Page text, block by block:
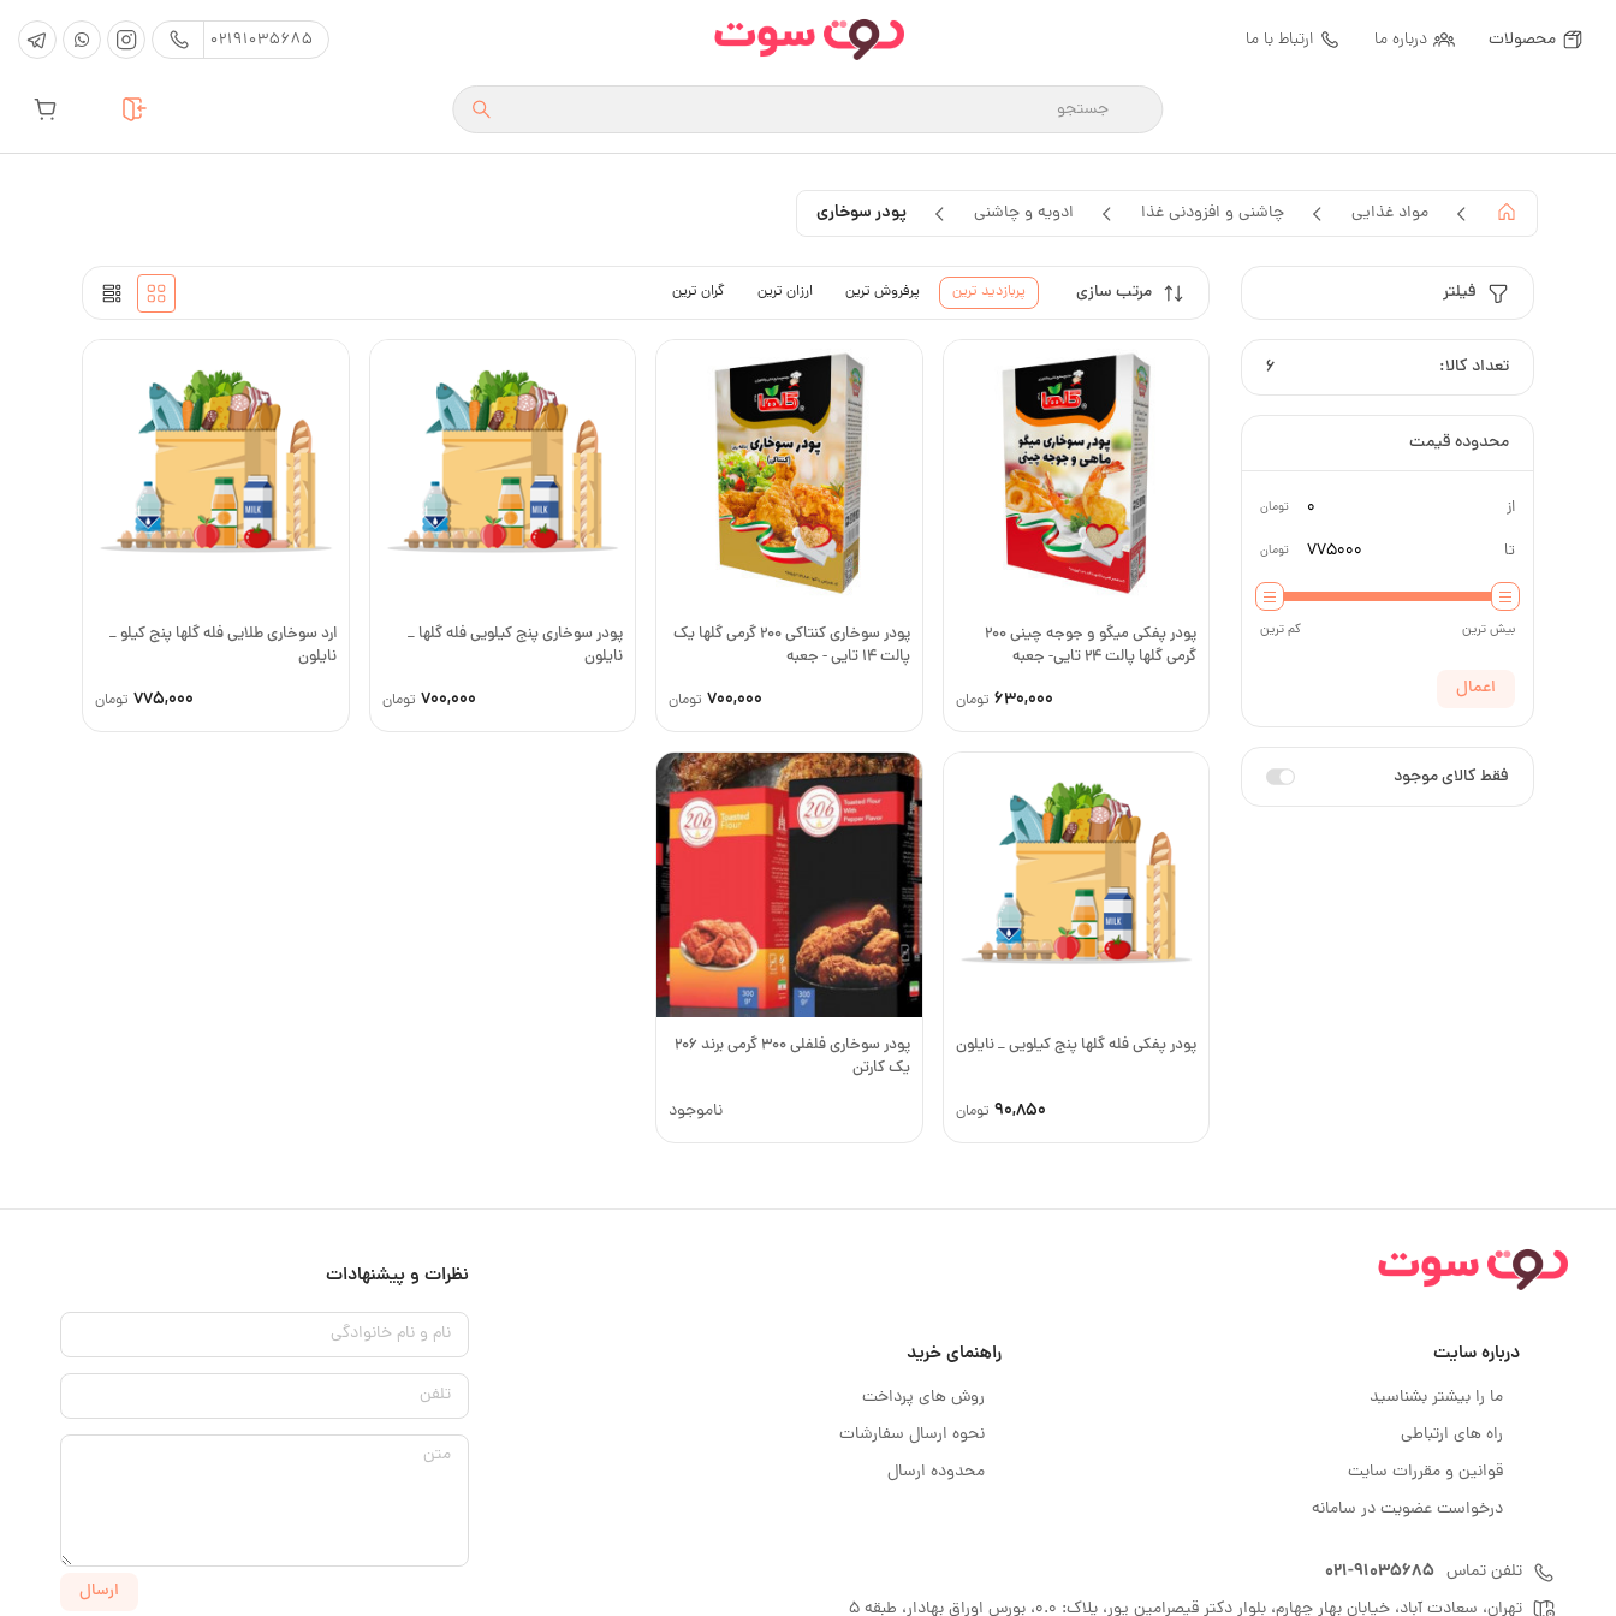
محصولات درباره ما ارتباط با ما 02191035685
مواد غذایی چاشنی و افزودنی غذا ادویه و چاشنی پودر سوخاری
فیلتر
تعداد کالا: 6
محدوده قیمت
از تومان
تا تومان
بیش ترین کم ترین
اعمال
فقط کالای موجود
مرتب سازی پربازدید ترین پرفروش ترین ارزان ترین گران ترین
پودر پفکی میگو و جوجه چینی 200
گرمی گلها پالت 24 تایی- جعبه
630,000 تومان
پودر سوخاری کنتاکی 200 گرمی گلها یک
پالت 14 تایی - جعبه
700,000 تومان
پودر سوخاری پنج کیلویی فله گلها _
نایلون
700,000 تومان
ارد سوخاری طلایی فله گلها پنج کیلو _
نایلون
775,000 تومان
پودر پفکی فله گلها پنج کیلویی _ نایلون
90,850 تومان
پودر سوخاری فلفلی 300 گرمی برند 206
یک کارتن
ناموجود
درباره سایت
ما را بیشتر بشناسید
راه های ارتباطی
قوانین و مقررات سایت
درخواست عضویت در سامانه
راهنمای خرید
روش های پرداخت
نحوه ارسال سفارشات
محدوده ارسال
تلفن تماس 021-91035685
تهران، سعادت آباد، خیابان بهار چهارم، بلوار دکتر قیصرامین پور، پلاک: 0.0، بورس اوراق بهادار، طبقه 5
نظرات و پیشنهادات
نام و نام خانوادگی
تلفن
متن
ارسال